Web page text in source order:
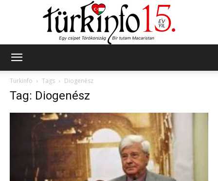
Türkinfo
Tags Diogenész
Tag: Diogenész